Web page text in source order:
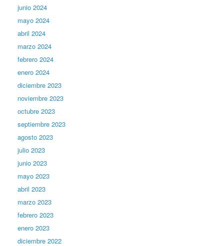
junio 2024
mayo 2024
abril 2024
marzo 2024
febrero 2024
enero 2024
diciembre 2023
noviembre 2023
octubre 2023
septiembre 2023
agosto 2023
julio 2023
junio 2023
mayo 2023
abril 2023
marzo 2023
febrero 2023
enero 2023
diciembre 2022